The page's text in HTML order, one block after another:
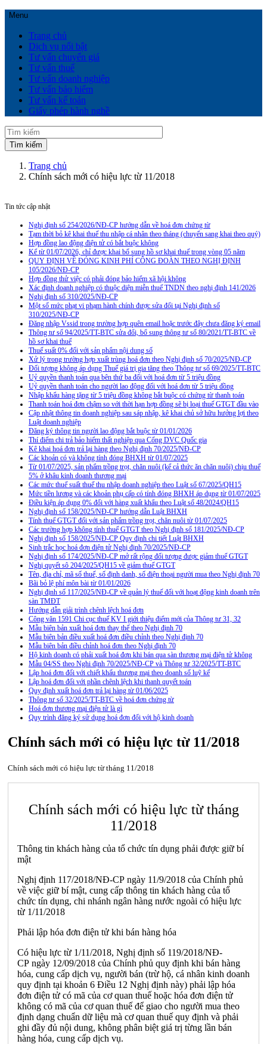
Menu
Trang chủ
Dịch vụ nổi bật
Tư vấn chuyển giá
Tư vấn thuế
Tư vấn doanh nghiệp
Tư vấn bảo hiểm
Tư vấn kế toán
Giấy phép hành nghề
Trang chủ
Chính sách mới có hiệu lực từ 11/2018
Tin tức cập nhật
Nghị định số 254/2026/NĐ-CP hướng dẫn về hoá đơn chứng từ
Tạm thời bỏ kê khai thuế thu nhập cá nhân theo tháng (chuyển sang khai theo quý)
Hợp đồng lao động điện tử có bắt buộc không
Kể từ 01/07/2026, chỉ được khai bổ sung hồ sơ khai thuế trong vòng 05 năm
QUY ĐỊNH VỀ ĐÓNG KINH PHÍ CÔNG ĐOÀN THEO NGHỊ ĐỊNH
105/2026/NĐ-CP
Hợp đồng thử việc có phải đóng bảo hiểm xã hội không
Xác định doanh nghiệp có thuộc diện miễn thuế TNDN theo nghị định 141/2026
Nghị định số 310/2025/NĐ-CP
Một số mức phạt vi phạm hành chính được sửa đổi tại Nghị định số
310/2025/NĐ-CP
Đăng nhập Vssid trong trường hợp quên email hoặc trước đây chưa đăng ký email
Thông tư số 94/2025/TT-BTC sửa đổi, bổ sung thông tư số 80/2021/TT-BTC về
hồ sơ khai thuế
Thuế suất 0% đối với sản phẩm nội dung số
Xử lý trong trường hợp xuất trùng hoá đơn theo Nghị định số 70/2025/NĐ-CP
Đối tượng không áp dụng Thuế giá trị gia tăng theo Thông tư số 69/2025/TT-BTC
Uỷ quyền thanh toán qua bên thứ ba đối với hoá đơn từ 5 triệu đồng
Uỷ quyền thanh toán cho người lao động đối với hoá đơn từ 5 triệu đồng
Nhập khẩu hàng tặng từ 5 triệu đồng không bắt buộc có chứng từ thanh toán
Thanh toán hoá đơn chậm so với thời hạn hợp đồng sẽ bị loại thuế GTGT đầu vào
Cập nhật thông tin doanh nghiệp sau sáp nhập, kê khai chủ sở hữu hưởng lợi theo
Luật doanh nghiệp
Đăng ký thông tin người lao động bắt buộc từ 01/01/2026
Thí điểm chi trả bảo hiểm thất nghiệp qua Cổng DVC Quốc gia
Kê khai hoá đơn trả lại hàng theo Nghị định 70/2025/NĐ-CP
Các khoản có và không tính đóng BHXH từ 01/07/2025
Từ 01/07/2025, sản phẩm trồng trọt, chăn nuôi (kể cả thức ăn chăn nuôi) chịu thuế
5% ở khâu kinh doanh thương mại
Các mức thuế suất thuế thu nhập doanh nghiệp theo Luật số 67/2025/QH15
Mức tiền lương và các khoản phụ cấp có tính đóng BHXH áp dụng từ 01/07/2025
Điều kiện áp dụng 0% đối với hàng xuất khẩu theo Luật số 48/2024/QH15
Nghị định số 158/2025/NĐ-CP hướng dẫn Luật BHXH
Tính thuế GTGT đối với sản phẩm trồng trọt, chăn nuôi từ 01/07/2025
Các trường hợp không tính thuế GTGT theo Nghị định số 181/2025/NĐ-CP
Nghị định số 158/2025/NĐ-CP Quy định chi tiết Luật BHXH
Sinh trắc học hoá đơn điện tử Nghị định 70/2025/NĐ-CP
Nghị định số 174/2025/NĐ-CP mở rất rộng đối tượng được giảm thuế GTGT
Nghị quyết sô 204/2025/QH15 về giảm thuế GTGT
Tên, địa chỉ, mã số thuế, số định danh, số điện thoại người mua theo Nghị định 70
Bãi bỏ lệ phí môn bài từ 01/01/2026
Nghị định số 117/2025/NĐ-CP về quản lý thuế đối với hoạt động kinh doanh trên
sàn TMĐT
Hướng dẫn giải trình chênh lệch hoá đơn
Công văn 1591 Chi cục thuế KV I giới thiệu điểm mới của Thông tư 31, 32
Mẫu biên bản xuất hoá đơn thay thế theo Nghị định 70
Mẫu biên bản điều xuất hoá đơn điều chỉnh theo Nghị định 70
Mẫu biên bản điều chỉnh hoá đơn theo Nghị định 70
Hộ kinh doanh có phải xuất hoá đơn khi bán qua sàn thương mại điện tử không
Mẫu 04/SS theo Nghi định 70/2025/NĐ-CP và Thông tư 32/2025/TT-BTC
Lập hoá đơn đối với chiết khấu thương mại theo doanh số luỹ kế
Lập hoá đơn đối với phần chênh lệch khi thanh quyết toán
Quy định xuất hoá đơn trả lại hàng từ 01/06/2025
Thông tư số 32/2025/TT-BTC về hoá đơn chứng từ
Hoá đơn thương mại điện tử là gì
Quy trình đăng ký sử dụng hoá đơn đối với hộ kinh doanh
Chính sách mới có hiệu lực từ 11/2018
Chính sách mới có hiệu lực từ tháng 11/2018
Chính sách mới có hiệu lực từ tháng
11/2018
Thông tin khách hàng của tổ chức tín dụng phải được giữ bí
mật
Nghị định 117/2018/NĐ-CP ngày 11/9/2018 của Chính phủ
về việc giữ bí mật, cung cấp thông tin khách hàng của tổ
chức tín dụng, chi nhánh ngân hàng nước ngoài có hiệu lực
từ 1/11/2018
Phải lập hóa đơn điện tử khi bán hàng hóa
Có hiệu lực từ 1/11/2018, Nghị định số 119/2018/NĐ-
CP ngày 12/09/2018 của Chính phủ quy định khi bán hàng
hóa, cung cấp dịch vụ, người bán (trừ hộ, cá nhân kinh doanh
quy định tại khoản 6 Điều 12 Nghị định này) phải lập hóa
đơn điện tử có mã của cơ quan thuế hoặc hóa đơn điện tử
không có mã của cơ quan thuế để giao cho người mua theo
định dạng chuẩn dữ liệu mà cơ quan thuế quy định và phải
ghi đầy đủ nội dung, không phân biệt giá trị từng lần bán
hàng hóa, cung cấp dịch vụ.